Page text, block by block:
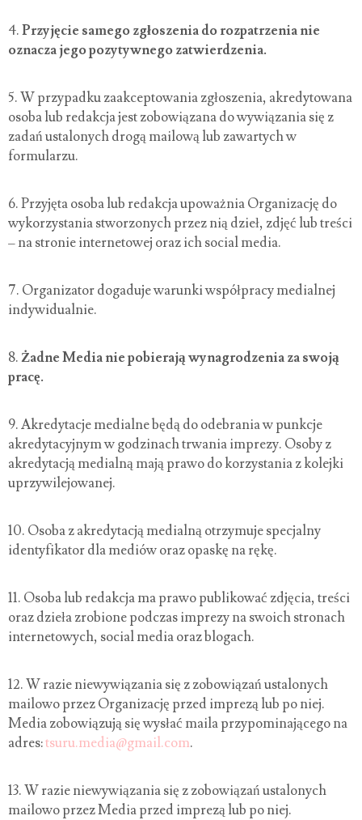
4.Przyjęcie samego zgłoszenia do rozpatrzenia nie
oznacza jego pozytywnego zatwierdzenia.
5. W przypadku zaakceptowania zgłoszenia, akredytowana
osoba lub redakcja jest zobowiązana do wywiązania się z
zadań ustalonych drogą mailową lub zawartych w
formularzu.
6.Przyjęta osoba lub redakcja upoważnia Organizację do
wykorzystania stworzonych przez nią dzieł, zdjęć lub treści
– na stronie internetowej oraz ich social media.
7. Organizator dogaduje warunki współpracy medialnej
indywidualnie.
8.Żadne Media nie pobierają wynagrodzenia za swoją
pracę.
9.Akredytacje medialne będą do odebrania w punkcje
akredytacyjnym w godzinach trwania imprezy. Osoby z
akredytacją medialną mają prawo do korzystania z kolejki
uprzywilejowanej.
10. Osoba z akredytacją medialną otrzymuje specjalny
identyfikator dla mediów oraz opaskę na rękę.
11. Osoba lub redakcja ma prawo publikować zdjęcia, treści
oraz dzieła zrobione podczas imprezy na swoich stronach
internetowych, social media oraz blogach.
12. W razie niewywiązania się z zobowiązań ustalonych
mailowo przez Organizację przed imprezą lub po niej.
Media zobowiązują się wysłać maila przypominającego na
adres:tsuru.media@gmail.com.
13.W razie niewywiązania się z zobowiązań ustalonych
mailowo przez Media przed imprezą lub po niej.